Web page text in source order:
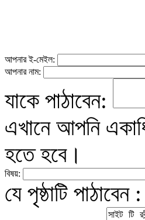
আপনার ই-মেইল:
আপনার নাম:
যাকে পাঠাবেন:
এখানে আপনি
হতে হবে।
বিষয়:
যে পৃষ্ঠাটি পাঠাবেন :